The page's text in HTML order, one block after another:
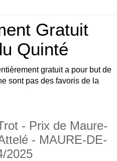
Gratuit
Quinté
gratuit a pour but de
sont pas des favoris de la
- Prix de Maure-
- MAURE-DE-
2025